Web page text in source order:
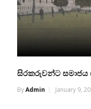
සිරකරුවන්ට
ByAdmin January 9,